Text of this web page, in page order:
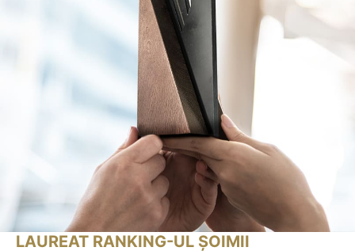
LAUREAT RANKING-UL ȘOIMII